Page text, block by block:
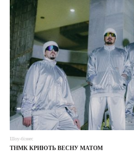
Шоу-бізнес
ТНМК КРИЮТЬ ВЕСНУ МАТОМ